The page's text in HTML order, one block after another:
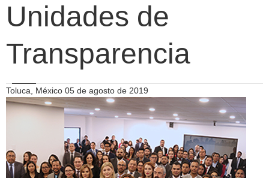
Unidades de
Transparencia
Toluca, México 05 de agosto de 2019